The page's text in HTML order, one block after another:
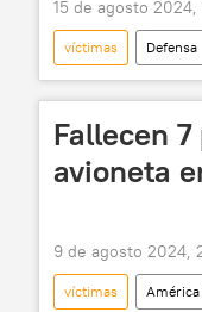
15 de agosto 2024,
víctimas Defensa
📰 Conflicto
Fallecen
avioneta
9 de agosto 2024,
víctimas América